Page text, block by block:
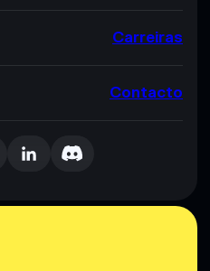
Carreiras
Contacto